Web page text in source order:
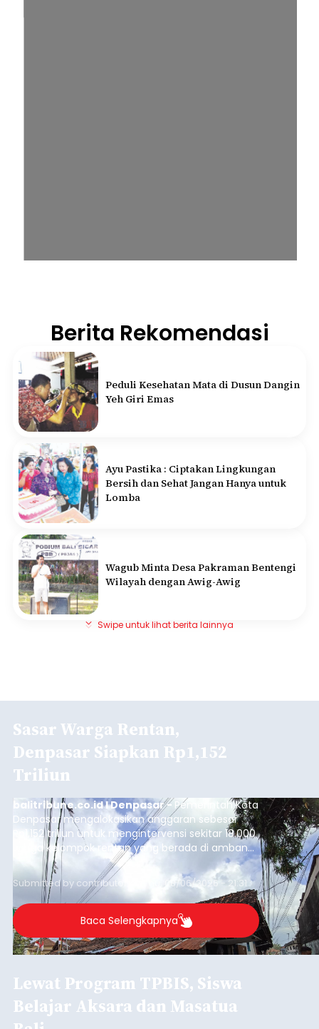
Berita Rekomendasi
Peduli Kesehatan Mata di Dusun Dangin
Yeh Giri Emas
Ayu Pastika : Ciptakan Lingkungan
Bersih dan Sehat Jangan Hanya untuk
Lomba
Wagub Minta Desa Pakraman Bentengi
Wilayah dengan Awig-Awig
Swipe untuk lihat berita lainnya
Sasar Warga Rentan,
Denpasar Siapkan Rp1,152
Triliun
balitribune.co.id I Denpasar - Pemerintah Kota
Denpasar mengalokasikan anggaran sebesar
Rp1,152 triliun untuk mengintervensi sekitar 18.000
warga kelompok rentan yang berada di ambang
garis kemiskinan. Langkah strategis ini diambil
guna menjaga masyarakat yang berada pada
kelompok desil 5 dan 6 tersebut agar tidak
merosot ke kategori miskin.
Submitted by contributor Thu, 08/06/2026 - 21:31
Baca Selengkapnya
Lewat Program TPBIS, Siswa
Belajar Aksara dan Masatua